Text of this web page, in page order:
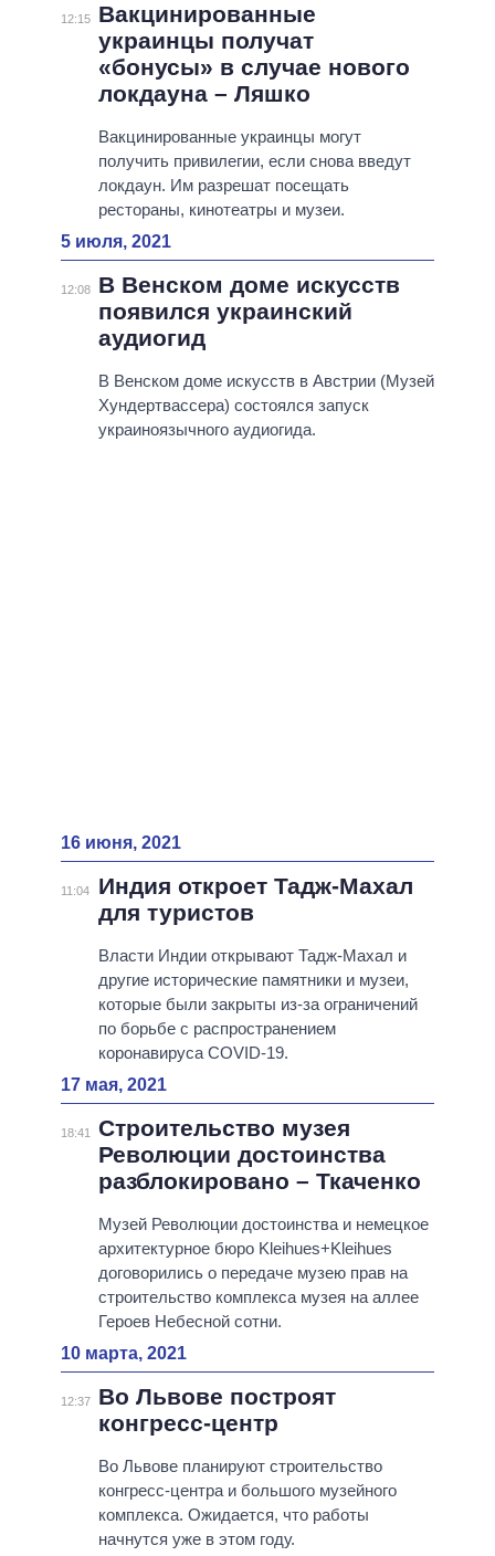
12:15
Вакцинированные
украинцы получат
«бонусы» в случае нового
локдауна – Ляшко
Вакцинированные украинцы могут
получить привилегии, если снова введут
локдаун. Им разрешат посещать
рестораны, кинотеатры и музеи.
5 июля, 2021
12:08
В Венском доме искусств
появился украинский
аудиогид
В Венском доме искусств в Австрии (Музей
Хундертвассера) состоялся запуск
украиноязычного аудиогида.
16 июня, 2021
11:04
Индия откроет Тадж-Махал
для туристов
Власти Индии открывают Тадж-Махал и
другие исторические памятники и музеи,
которые были закрыты из-за ограничений
по борьбе с распространением
коронавируса COVID-19.
17 мая, 2021
18:41
Строительство музея
Революции достоинства
разблокировано – Ткаченко
Музей Революции достоинства и немецкое
архитектурное бюро Kleihues+Kleihues
договорились о передаче музею прав на
строительство комплекса музея на аллее
Героев Небесной сотни.
10 марта, 2021
12:37
Во Львове построят
конгресс-центр
Во Львове планируют строительство
конгресс-центра и большого музейного
комплекса. Ожидается, что работы
начнутся уже в этом году.